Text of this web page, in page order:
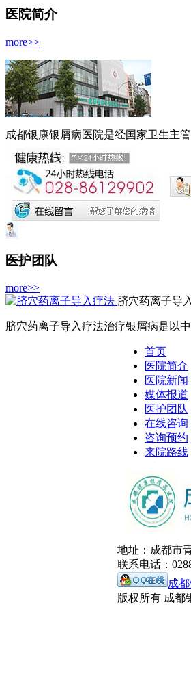
医院简介
more>>
成都银康银屑病医院是经国家卫生主
医护团队
more>>
脐穴药离子导入
脐穴药离子导入疗法治疗银屑病是以
首页
医院简介
医院新闻
媒体报道
医护团队
在线咨询
咨询预约
来院路线
地址：成都市
联系电话：
成
版权所有 成都